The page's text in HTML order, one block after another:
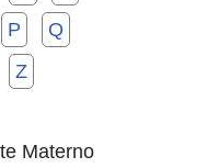
P
Q
Z
Materno